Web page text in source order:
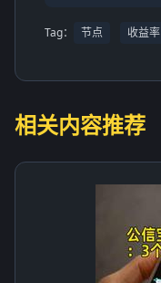
Tag： 节点 收益率
相关内容推荐